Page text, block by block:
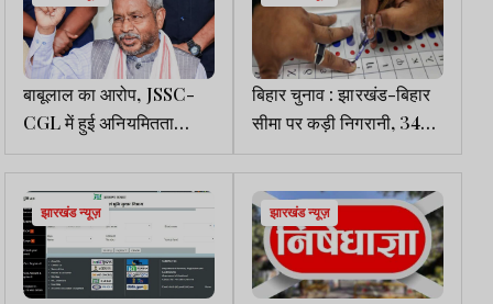
बाबूलाल का आरोप, JSSC-
CGL में हुई अनियमितता
छिपाने के लिए हर हथकंडा
अपनाया
बिहार चुनाव : झारखंड-बिहार
सीमा पर कड़ी निगरानी, 34
चेकपोस्ट बने
झारखंड न्यूज़ झारखंड न्यूज़